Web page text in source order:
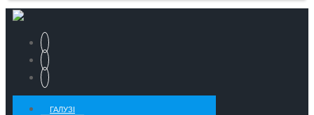
ГАЛУЗІ